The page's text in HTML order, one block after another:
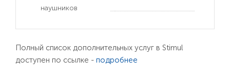
наушников
Полный список дополнительных услуг в Stimul
доступен по ссылке - подробнее